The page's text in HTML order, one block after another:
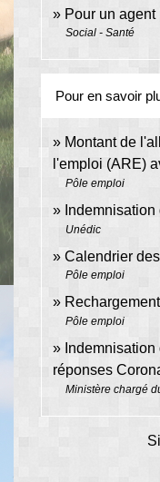
Pour un agent
Social - Santé
Pour en savoir
Montant de
l'emploi (ARE)
Pôle emploi
Unédic
Calendrier
Pôle emploi
Pôle emploi
réponses
Ministère chargé